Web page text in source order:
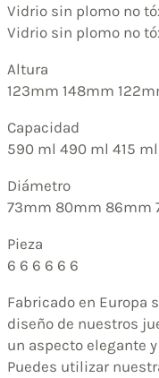
Vidrio sin plomo no
Vidrio sin plomo no
Altura
123mm 148mm
Capacidad
590 ml 490 ml 415
Diámetro
73mm 80mm 86mm
Pieza
6 6 6 6 6 6
Fabricado en Europa
diseño de nuestros
un aspecto elegante
Puedes utilizar